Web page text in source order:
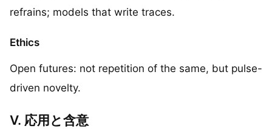
refrains; models that write traces.
Ethics
Open futures: not repetition of the same, but pulse-
driven novelty.
V. 応用と含意